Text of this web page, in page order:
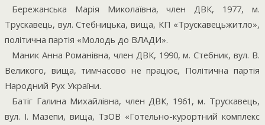
Бережанська Марія Миколаївна, член ДВК, 1977, м.
Трускавець, вул. Стебницька, вища, КП «Трускавецьжитло»,
політична партія «Молодь до ВЛАДИ».
Маник Анна Романівна, член ДВК, 1990, м. Стебник, вул. В.
Великого, вища, тимчасово не працює, Політична партія
Народний Рух України.
Батіг Галина Михайлівна, член ДВК, 1961, м. Трускавець,
вул. І. Мазепи, вища, ТзОВ «Готельно-курортний комплекс